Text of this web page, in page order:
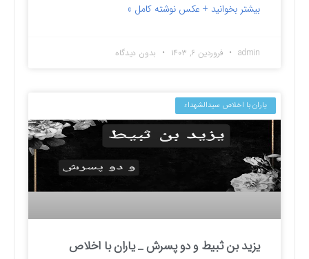
بیشتر بخوانید + عکس نوشته کامل »
admin فروردین ۶, ۱۴۰۳ بدون دیدگاه
یاران با اخلاص سیدالشهداء
یزید بن ثبیط و دو پسرش _ یاران با اخلاص